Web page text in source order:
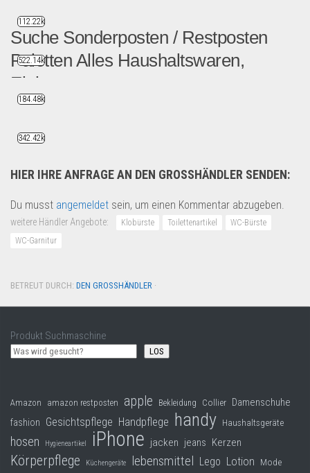
Suche Sonderposten / Restposten
Paletten Alles Haushaltswaren,
Elektro...
Händler suchen
HIER IHRE ANFRAGE AN DEN GROSSHÄNDLER SENDEN:
Du musst angemeldet sein, um einen Kommentar abzugeben.
weitere Händler Angebote: Klobürste Toilettenartikel
WC-Bürste
WC-Garnitur
BETREUT DURCH: DEN GROSSHÄNDLER ·
Produkt Suchmaschine
LOS
Amazon amazon restposten apple Bekleidung Collier Damenschuhe
fashion Gesichtspflege Handpflege handy Haushaltsgeräte
hosen Hygieneartikel iPhone jacken jeans Kerzen
Körperpflege Küchengeräte lebensmittel Lego Lotion Mode
112.22k
522.14k
184.48k
342.42k